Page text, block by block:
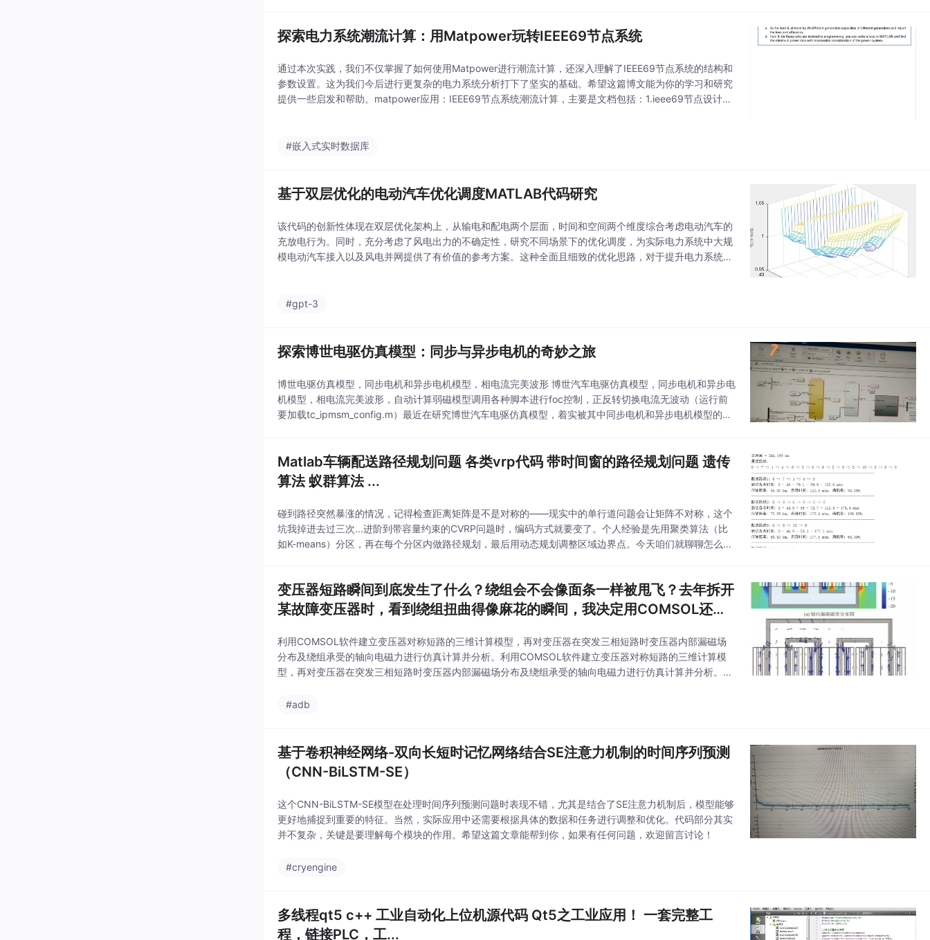
探索电力系统潮流计算：用Matpower玩转IEEE69节点系统
通过本次实践，我们不仅掌握了如何使用Matpower进行潮流计算，还深入理解了IEEE69节点系统的结构和
参数设置。这为我们今后进行更复杂的电力系统分析打下了坚实的基础。希望这篇博文能为你的学习和研究
提供一些启发和帮助。matpower应用：IEEE69节点系统潮流计算，主要是文档包括：1.ieee69节点设计好
#嵌入式实时数据库
基于双层优化的电动汽车优化调度MATLAB代码研究
该代码的创新性体现在双层优化架构上，从输电和配电两个层面，时间和空间两个维度综合考虑电动汽车的
充放电行为。同时，充分考虑了风电出力的不确定性，研究不同场景下的优化调度，为实际电力系统中大规
模电动汽车接入以及风电并网提供了有价值的参考方案。这种全面且细致的优化思路，对于提升电力系统运
#gpt-3
探索博世电驱仿真模型：同步与异步电机的奇妙之旅
博世电驱仿真模型，同步电机和异步电机模型，相电流完美波形 博世汽车电驱仿真模型，同步电机和异步电
机模型，相电流完美波形，自动计算弱磁模型调用各种脚本进行foc控制，正反转切换电流无波动（运行前
要加载tc_ipmsm_config.m）最近在研究博世汽车电驱仿真模型，着实被其中同步电机和异步电机模型的精
Matlab车辆配送路径规划问题 各类vrp代码 带时间窗的路径规划问题 遗传
算法 蚁群算法 ...
碰到路径突然暴涨的情况，记得检查距离矩阵是不是对称的——现实中的单行道问题会让矩阵不对称，这个
坑我掉进去过三次...进阶到带容量约束的CVRP问题时，编码方式就要变了。个人经验是先用聚类算法（比
如K-means）分区，再在每个分区内做路径规划，最后用动态规划调整区域边界点。今天咱们就聊聊怎么用
变压器短路瞬间到底发生了什么？绕组会不会像面条一样被甩飞？去年拆开
某故障变压器时，看到绕组扭曲得像麻花的瞬间，我决定用COMSOL还原
利用COMSOL软件建立变压器对称短路的三维计算模型，再对变压器在突发三相短路时变压器内部漏磁场
分布及绕组承受的轴向电磁力进行仿真计算并分析。利用COMSOL软件建立变压器对称短路的三维计算模
型，再对变压器在突发三相短路时变压器内部漏磁场分布及绕组承受的轴向电磁力进行仿真计算并分析。为
置磁密体分布。为了研
#adb
基于卷积神经网络-双向长短时记忆网络结合SE注意力机制的时间序列预测
（CNN-BiLSTM-SE）
这个CNN-BiLSTM-SE模型在处理时间序列预测问题时表现不错，尤其是结合了SE注意力机制后，模型能够
更好地捕捉到重要的特征。当然，实际应用中还需要根据具体的数据和任务进行调整和优化。代码部分其实
并不复杂，关键是要理解每个模块的作用。希望这篇文章能帮到你，如果有任何问题，欢迎留言讨论！
#cryengine
多线程qt5 c++ 工业自动化上位机源代码 Qt5之工业应用！ 一套完整工
程，链接PLC，工...